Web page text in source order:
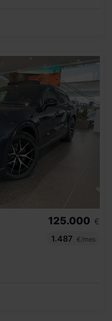
125.000 €
1.487
€/mes